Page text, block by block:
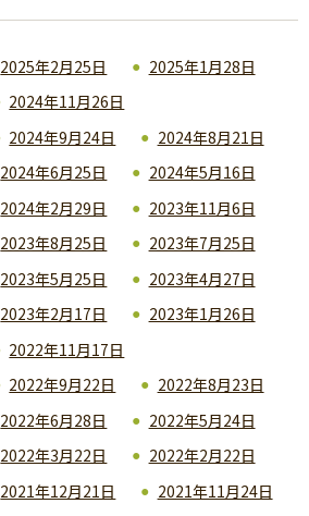
2025年2月25日
2025年1月28日
2024年11月26日
2024年9月24日
2024年8月21日
2024年6月25日
2024年5月16日
2024年2月29日
2023年11月6日
2023年8月25日
2023年7月25日
2023年5月25日
2023年4月27日
2023年2月17日
2023年1月26日
2022年11月17日
2022年9月22日
2022年8月23日
2022年6月28日
2022年5月24日
2022年3月22日
2022年2月22日
2021年12月21日
2021年11月24日